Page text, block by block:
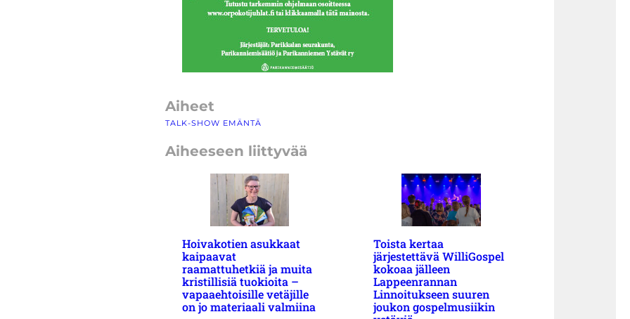
Aiheet
TALK-SHOW EMÄNTÄ
Aiheeseen liittyvää
Hoivakotien asukkaat
kaipaavat
raamattuhetkiä ja muita
kristillisiä tuokioita –
vapaaehtoisille vetäjille
on jo materiaali valmiina
Toista kertaa
järjestettävä WilliGospel
kokoaa jälleen
Lappeenrannan
Linnoitukseen suuren
joukon gospelmusiikin